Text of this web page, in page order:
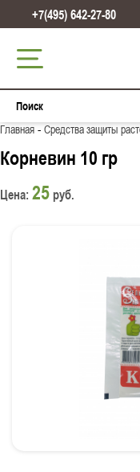
+7(495) 642-27-80
Главная-Средства защиты
Корневин 10 гр
Цена: 25 руб.